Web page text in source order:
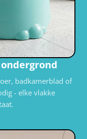
badkamerblad of
- elke vlakke